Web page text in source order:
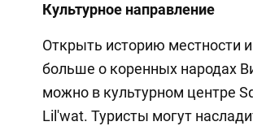
Культурное направление
Открыть историю местности и
больше о коренных народах
можно в культурном центре
Lil'wat. Туристы могут